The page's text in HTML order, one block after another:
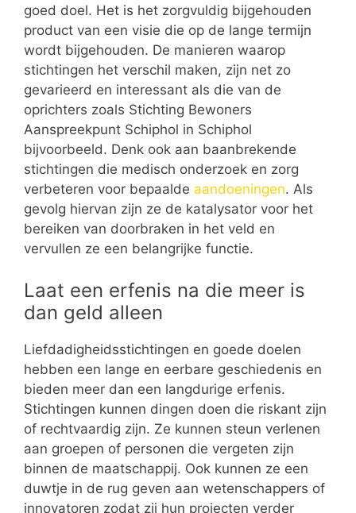
goed doel. Het is het zorgvuldig bijgehouden
product van een visie die op de lange termijn
wordt bijgehouden. De manieren waarop
stichtingen het verschil maken, zijn net zo
gevarieerd en interessant als die van de
oprichters zoals Stichting Bewoners
Aanspreekpunt Schiphol in Schiphol
bijvoorbeeld. Denk ook aan baanbrekende
stichtingen die medisch onderzoek en zorg
verbeteren voor bepaalde aandoeningen. Als
gevolg hiervan zijn ze de katalysator voor het
bereiken van doorbraken in het veld en
vervullen ze een belangrijke functie.
Laat een erfenis na die meer is
dan geld alleen
Liefdadigheidsstichtingen en goede doelen
hebben een lange en eerbare geschiedenis en
bieden meer dan een langdurige erfenis.
Stichtingen kunnen dingen doen die riskant zijn
of rechtvaardig zijn. Ze kunnen steun verlenen
aan groepen of personen die vergeten zijn
binnen de maatschappij. Ook kunnen ze een
duwtje in de rug geven aan wetenschappers of
innovatoren zodat zij hun projecten verder